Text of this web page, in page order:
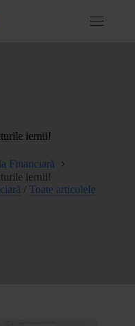
iernii!
Financiară
iernii!
/ Toate articolele